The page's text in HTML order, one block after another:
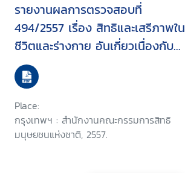
รายงานผลการตรวจสอบที่
494/2557 เรื่อง สิทธิและเสรีภาพใน
ชีวิตและร่างกาย อันเกี่ยวเนื่องกับ
สิทธิเด็ก สิทธิสตรี และคนพิการ
กรณีถูกล่วงละเมิดทางเพศใน
โรงเรียนและได้รับการปฏิบัติที่ไม่เป็น
ธรรม
Place:
กรุงเทพฯ : สำนักงานคณะกรรมการสิทธิ
มนุษยชนแห่งชาติ, 2557.